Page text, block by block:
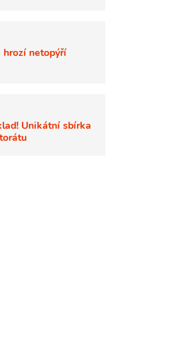
hrozí netopýří
Unikátní sbírka